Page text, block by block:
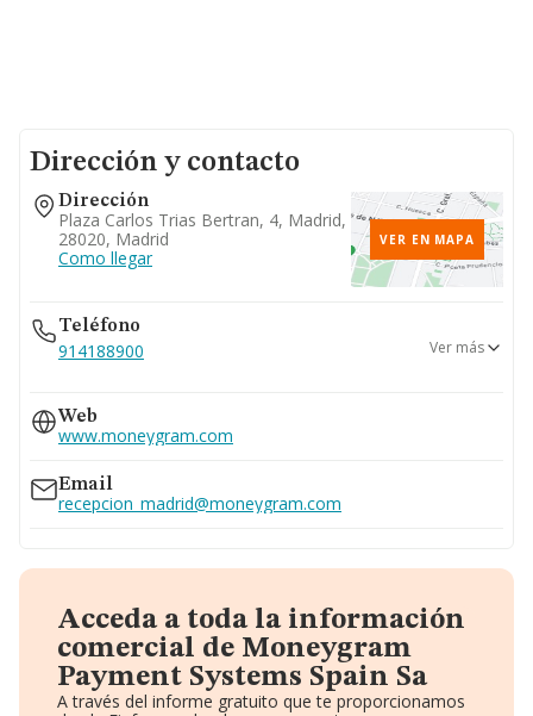
Dirección y contacto
Dirección
Plaza Carlos Trias Bertran, 4, Madrid,
28020, Madrid
Como llegar
VER EN MAPA
Teléfono
914188900
900101488
900900383
Ver más
Web
www.moneygram.com
Email
recepcion_madrid@moneygram.com
Acceda a toda la información
comercial de Moneygram
Payment Systems Spain Sa
A través del informe gratuito que te proporcionamos